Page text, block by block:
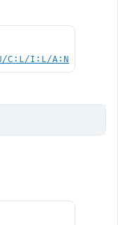
C:L/I:L/A:N